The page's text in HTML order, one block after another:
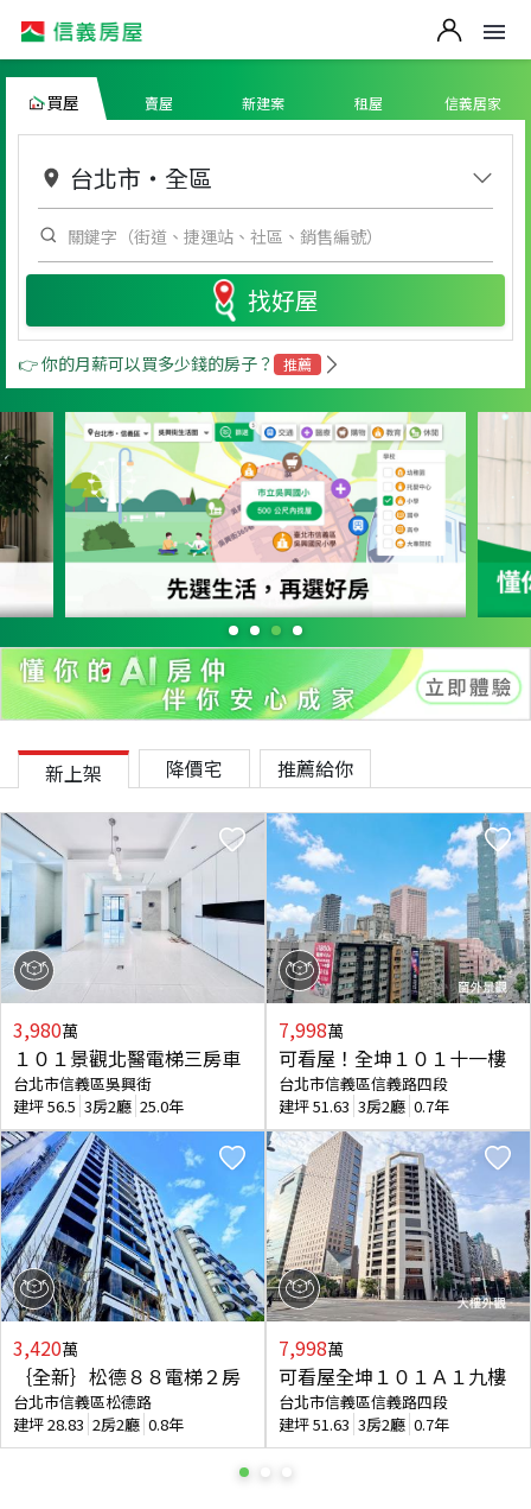
買屋 賣屋 新建案 租屋 信義居家
台北市 ・ 全區
找好屋
👉 你的月薪可以買多少錢的房子？ 推薦
新上架 降價宅 推薦給你
3,980萬
１０１景觀北醫電梯三房車
台北市信義區吳興街
建坪56.5 3房2廳 25.0年
3,420萬
｛全新｝松德８８電梯２房
台北市信義區松德路
建坪28.83 2房2廳 0.8年
7,998萬
可看屋！全坤１０１十一樓
台北市信義區信義路四段
建坪51.63 3房2廳 0.7年
7,998萬
可看屋全坤１０１Ａ１九樓
台北市信義區信義路四段
建坪51.63 3房2廳 0.7年